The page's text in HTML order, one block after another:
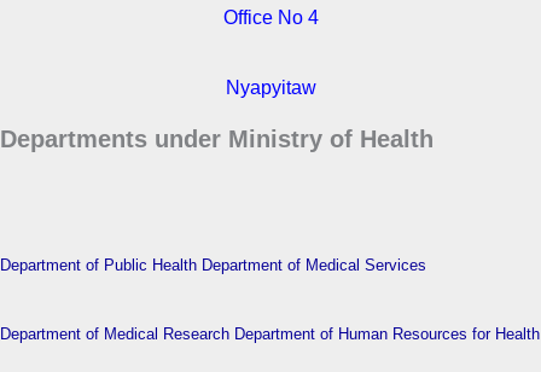
Office No 4
Nyapyitaw
Departments under Ministry of Health
Department of Public Health Department of Medical Services
Department of Medical Research Department of Human Resources for Health